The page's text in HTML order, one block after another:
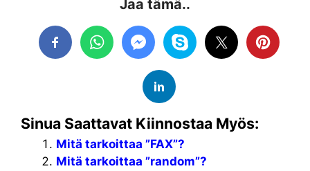
Jaa tämä..
Sinua Saattavat Kiinnostaa Myös:
Mitä tarkoittaa ”FAX”?
Mitä tarkoittaa ”random”?